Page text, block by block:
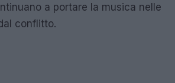
a portare la musica nelle
conflitto.